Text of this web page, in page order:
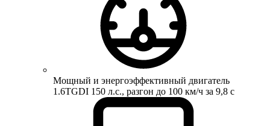
Мощный и энергоэффективный двигатель
1.6TGDI 150 л.с., разгон до 100 км/ч за 9,8 с